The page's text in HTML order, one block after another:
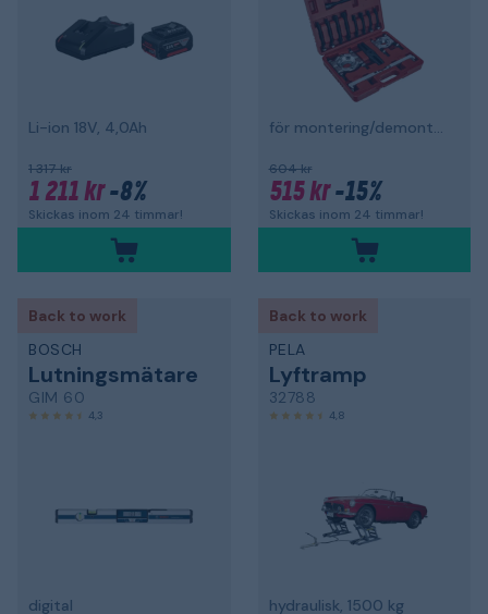
Li-ion 18V, 4,0Ah
1 317 kr
1 211 kr-8%
Skickas inom 24 timmar!
för montering/demontering av hjullager
604 kr
515 kr-15%
Skickas inom 24 timmar!
Back to work
BOSCH
Lutningsmätare
GIM 60
4,3
digital
Back to work
PELA
Lyftramp
32788
4,8
hydraulisk, 1500 kg